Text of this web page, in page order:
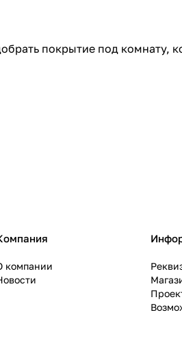
покрытие под комнату,
компании